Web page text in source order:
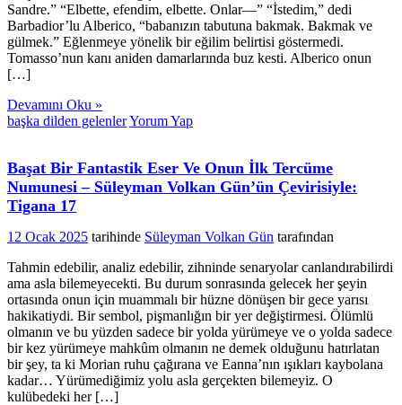
Sandre.” “Elbette, efendim, elbette. Onlar—” “İstedim,” dedi
Barbadior’lu Alberico, “babanızın tabutuna bakmak. Bakmak ve
gülmek.” Eğlenmeye yönelik bir eğilim belirtisi göstermedi.
Tomasso’nun kanı aniden damarlarında buz kesti. Alberico onun
[…]
Devamını Oku »
başka dilden gelenlerYorum Yap
Başat Bir Fantastik Eser Ve Onun İlk Tercüme
Numunesi – Süleyman Volkan Gün’ün Çevirisiyle:
Tigana 17
12 Ocak 2025 tarihinde Süleyman Volkan Gün tarafından
Tahmin edebilir, analiz edebilir, zihninde senaryolar canlandırabilirdi
ama asla bilemeyecekti. Bu durum sonrasında gelecek her şeyin
ortasında onun için muammalı bir hüzne dönüşen bir gece yarısı
hakikatiydi. Bir sembol, pişmanlığın bir yer değiştirmesi. Ölümlü
olmanın ve bu yüzden sadece bir yolda yürümeye ve o yolda sadece
bir kez yürümeye mahkûm olmanın ne demek olduğunu hatırlatan
bir şey, ta ki Morian ruhu çağırana ve Eanna’nın ışıkları kaybolana
kadar… Yürümediğimiz yolu asla gerçekten bilemeyiz. O
kulübedeki her […]